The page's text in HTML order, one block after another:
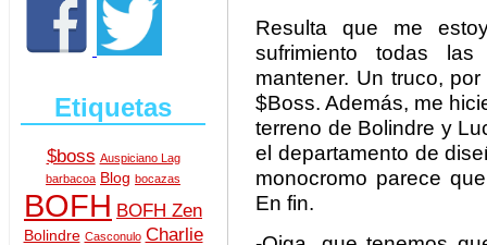
Etiquetas
$boss Auspiciano Lag
barbacoa Blog bocazas
BOFH BOFH Zen
Bolindre Casconulo Charlie
Resulta que me
sufrimiento todas
mantener. Un truco,
$Boss. Además, me
terreno de Bolindre y
el departamento de
monocromo parece
En fin.